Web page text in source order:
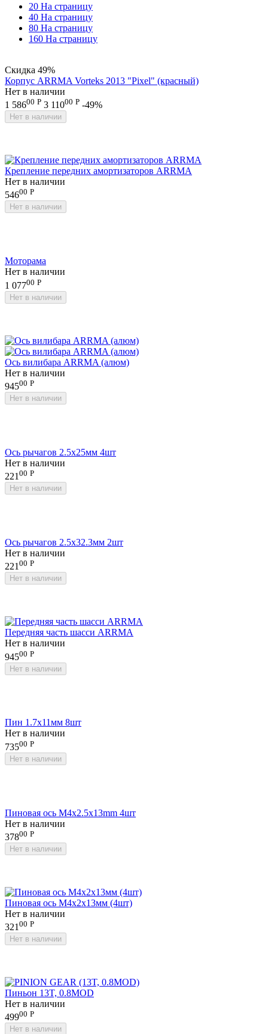
20 На страницу
40 На страницу
80 На страницу
160 На страницу
Скидка 49%
Корпус ARRMA Vorteks 2013 "Pixel" (красный)
Нет в наличии
1 58600 Р 3 11000 Р -49%
Нет в наличии
Крепление передних амортизаторов ARRMA
Нет в наличии
54600 Р
Нет в наличии
Моторама
Нет в наличии
1 07700 Р
Нет в наличии
Ось вилибара ARRMA (алюм)
Нет в наличии
94500 Р
Нет в наличии
Ось рычагов 2.5x25мм 4шт
Нет в наличии
221 00 Р
Нет в наличии
Ось рычагов 2.5x32.3мм 2шт
Нет в наличии
221 00 Р
Нет в наличии
Передняя часть шасси ARRMA
Нет в наличии
94500 Р
Нет в наличии
Пин 1.7x11мм 8шт
Нет в наличии
73500 Р
Нет в наличии
Пиновая ось M4x2.5x13mm 4шт
Нет в наличии
37800 Р
Нет в наличии
Пиновая ось M4x2x13мм (4шт)
Нет в наличии
321 00 Р
Нет в наличии
Пиньон 13T, 0.8MOD
Нет в наличии
49900 Р
Нет в наличии